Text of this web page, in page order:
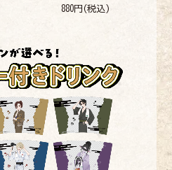
880円(税込)